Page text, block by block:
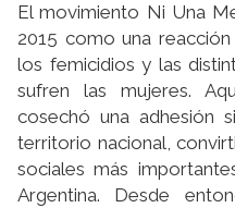
El movimiento Ni Una
2015 como una
los femicidios y las
sufren las mujeres.
cosechó una adhesión
territorio nacional,
sociales más
Argentina. Desde